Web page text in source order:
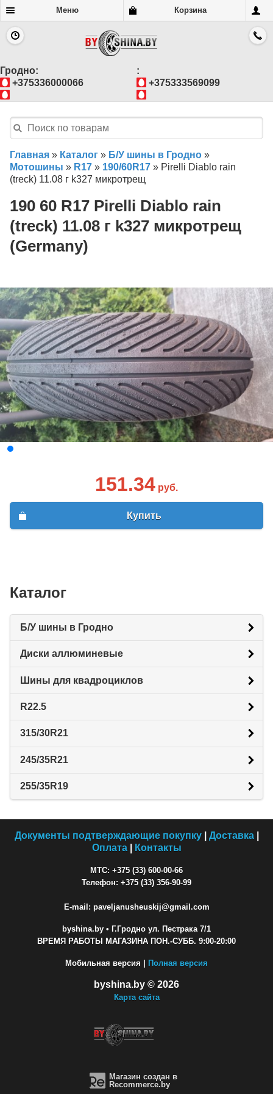
Меню Корзина
Гродно:
+375336000066
:
+375333569099
Главная » Каталог » Б/У шины в Гродно »
Мотошины » R17 » 190/60R17 » Pirelli Diablo rain
(treck) 11.08 г k327 микротрещ
190 60 R17 Pirelli Diablo rain
(treck) 11.08 г k327 микротрещ
(Germany)
151.34 руб.
Купить
Каталог
Б/У шины в Гродно
Диски аллюминевые
Шины для квадроциклов
R22.5
315/30R21
245/35R21
255/35R19
Документы подтверждающие покупку| Доставка|
Оплата| Контакты
МТС: +375 (33) 600-00-66
Телефон: +375 (33) 356-90-99
E-mail: paveljanusheuskij@gmail.com
byshina.by • Г.Гродно ул. Пестрака 7/1
ВРЕМЯ РАБОТЫ МАГАЗИНА ПОН.-СУББ. 9:00-20:00
Мобильная версия | Полная версия
byshina.by © 2026
Карта сайта
Магазин создан в
Recommerce.by